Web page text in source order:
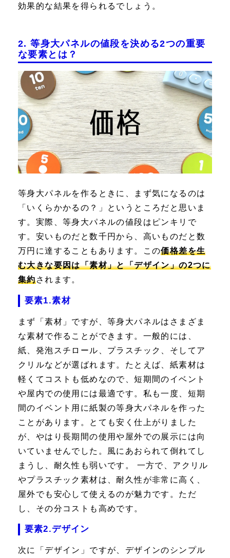
効果的な結果を得られるでしょう。
2. 等身大パネルの値段を決める2つの重要
な要素とは？
等身大パネルを作るときに、まず気になるのは
「いくらかかるの？」というところだと思いま
す。実際、等身大パネルの値段はピンキリで
す。安いものだと数千円から、高いものだと数
万円に達することもあります。この価格差を生
む大きな要因は「素材」と「デザイン」の2つに
集約されます。
要素1.素材
まず「素材」ですが、等身大パネルはさまざま
な素材で作ることができます。一般的には、
紙、発泡スチロール、プラスチック、そしてア
クリルなどが選ばれます。たとえば、紙素材は
軽くてコストも低めなので、短期間のイベント
や屋内での使用には最適です。私も一度、短期
間のイベント用に紙製の等身大パネルを作った
ことがあります。とても安く仕上がりました
が、やはり長期間の使用や屋外での展示には向
いていませんでした。風にあおられて倒れてし
まうし、耐久性も弱いです。 一方で、アクリル
やプラスチック素材は、耐久性が非常に高く、
屋外でも安心して使えるのが魅力です。ただ
し、その分コストも高めです。
要素2.デザイン
次に「デザイン」ですが、デザインのシンプル